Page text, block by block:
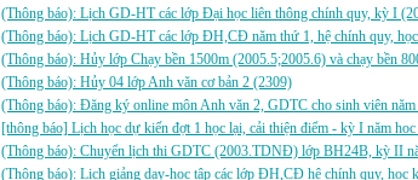
(Thông báo): Lịch GD-HT các lớp Đại học liên thông chính quy, kỳ I
(Thông báo): Lịch GD-HT các lớp ĐH,CĐ năm thứ 1, hệ chính quy,
(Thông báo): Hủy lớp Chạy bền 1500m (2005.5;2005.6) và chạy bền
(Thông báo): Hủy 04 lớp Anh văn cơ bản 2 (2309)
(Thông báo): Đăng ký online môn Anh văn 2, GDTC cho sinh viên
[thông báo] Lịch học dự kiến đợt 1 học lại, cải thiện điểm - kỳ I năm
(Thông báo): Chuyển lịch thi GDTC (2003.TDNĐ) lớp BH24B, kỳ II
(Thông báo): Lịch giảng dạy-học tập các lớp ĐH,CĐ hệ chính quy, học